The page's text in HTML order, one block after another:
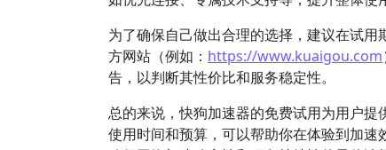
为了确保自己做出合理的选择，建议在试
方网站（例如： https://www.kuaigou.com
告，以判断其性价比和服务稳定性。
总的来说，快狗加速器的免费试用为用户
使用时间和预算，可以帮助你在体验到加